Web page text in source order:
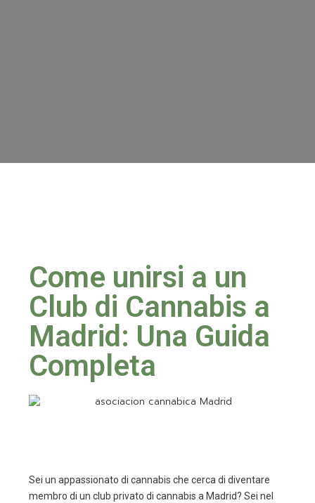
Come unirsi a un
Club di Cannabis a
Madrid: Una Guida
Completa
Sei un appassionato di cannabis che cerca di diventare
membro di un club privato di cannabis a Madrid? Sei nel